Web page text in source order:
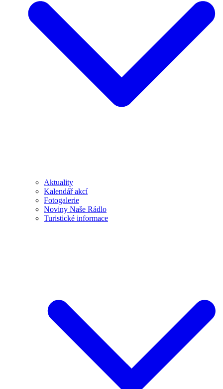
Aktuality
Kalendář akcí
Fotogalerie
Noviny Naše Rádlo
Turistické informace